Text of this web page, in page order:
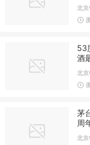
北
53
酒
北
茅
周
北